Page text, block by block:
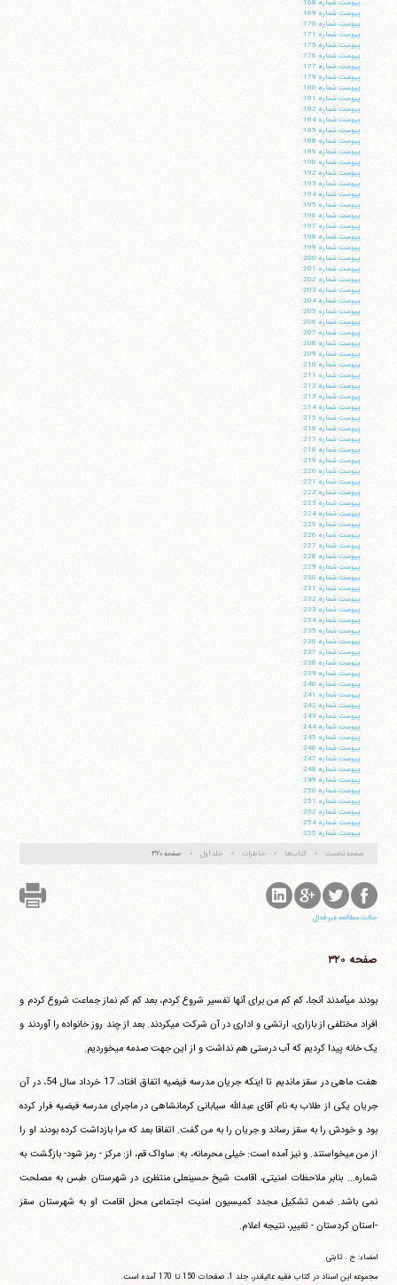
پيوست شماره 168:
پيوست شماره 169:
پيوست شماره 170:
پيوست شماره 171:
پيوست شماره 175:
پيوست شماره 176:
پيوست شماره 177:
پيوست شماره 179:
پيوست شماره 180:
پيوست شماره 181:
پيوست شماره 182:
پيوست شماره 184:
پيوست شماره 185:
پيوست شماره 188:
پيوست شماره 189:
پيوست شماره 190:
پيوست شماره 192:
پيوست شماره 193:
پيوست شماره 194:
پيوست شماره 195:
پيوست شماره 196:
پيوست شماره 197:
پيوست شماره 198:
پيوست شماره 199:
پيوست شماره 200:
پيوست شماره 201:
پيوست شماره 202:
پيوست شماره 203:
پيوست شماره 204:
پيوست شماره 205:
پيوست شماره 206:
پيوست شماره 207:
پيوست شماره 208:
پيوست شماره 209:
پيوست شماره 210:
پيوست شماره 211:
پيوست شماره 212:
پيوست شماره 213:
پيوست شماره 214:
پيوست شماره 215:
پيوست شماره 216:
پيوست شماره 217:
پيوست شماره 218:
پيوست شماره 219:
پيوست شماره 220:
پيوست شماره 221:
پيوست شماره 222:
پيوست شماره 223:
پيوست شماره 224:
پيوست شماره 225:
پيوست شماره 226:
پيوست شماره 227:
پيوست شماره 228:
پيوست شماره 229:
پيوست شماره 230:
پيوست شماره 231:
پيوست شماره 232:
پيوست شماره 233:
پيوست شماره 234:
پيوست شماره 235:
پيوست شماره 236:
پيوست شماره 237:
پيوست شماره 238:
پيوست شماره 239:
پيوست شماره 240:
پيوست شماره 241:
پيوست شماره 242:
پيوست شماره 243:
پيوست شماره 244:
پيوست شماره 245:
پيوست شماره 246:
پيوست شماره 247:
پيوست شماره 248:
پيوست شماره 249:
پيوست شماره 250:
پيوست شماره 251:
پيوست شماره 252:
پيوست شماره 254:
پيوست شماره 255:
صفحه نخست
کتاب‌ها خاطرات جلد اول صفحه ۳۲۰
حالت مطالعه غیر فعال
صفحه ۳۲۰
بودند می‎آمدند آنجا، کم کم من برای آنها تفسیر شروع کردم، بعد کم کم نماز جماعت شروع کردم و
افراد مختلفی از بازاری، ارتشی و اداری در آن شرکت می‎کردند. بعد از چند روز خانواده را آوردند و
یک خانه پیدا کردیم که آب درستی هم نداشت و از این جهت صدمه می‎خوردیم.
هفت ماهی در سقز ماندیم تا اینکه جریان مدرسه فیضیه اتفاق افتاد، 17 خرداد سال 54، در آن
جریان یکی از طلاب به نام آقای عبدالله سیابانی کرمانشاهی در ماجرای مدرسه فیضیه فرار کرده
بود و خودش را به سقز رساند و جریان را به من گفت. اتفاقا بعد که مرا بازداشت کرده بودند او را
از من می‎خواستند. و نیز آمده است: خیلی محرمانه، به: ساواک قم، از: مرکز - رمز شود- بازگشت به
شماره... بنابر ملاحظات امنیتی، اقامت شیخ حسینعلی منتظری در شهرستان طبس به مصلحت
نمی باشد. ضمن تشکیل مجدد کمیسیون امنیت اجتماعی محل اقامت او به شهرستان سقز
-استان کردستان - تغییر، نتیجه اعلام.
امضاء: ح . ثابتی
مجموعه این اسناد در کتاب فقیه عالیقدر، جلد 1، صفحات 150 تا 170 آمده است.